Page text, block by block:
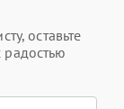
оставьте